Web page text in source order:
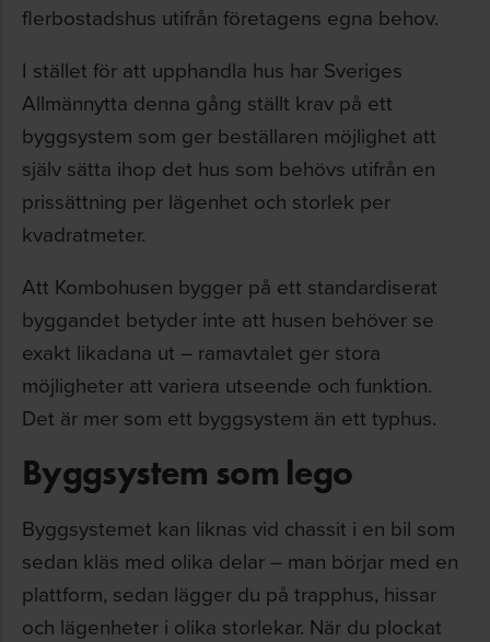
flerbostadshus utifrån företagens egna behov.
I stället för att upphandla hus har Sveriges
Allmännytta denna gång ställt krav på ett
byggsystem som ger beställaren möjlighet att
själv sätta ihop det hus som behövs utifrån en
prissättning per lägenhet och storlek per
kvadratmeter.
Att Kombohusen bygger på ett standardiserat
byggandet betyder inte att husen behöver se
exakt likadana ut – ramavtalet ger stora
möjligheter att variera utseende och funktion.
Det är mer som ett byggsystem än ett typhus.
Byggsystem som lego
Byggsystemet kan liknas vid chassit i en bil som
sedan kläs med olika delar – man börjar med en
plattform, sedan lägger du på trapphus, hissar
och lägenheter i olika storlekar. När du plockat